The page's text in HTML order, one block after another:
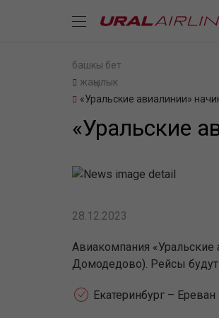
башкы бет
жаңылык
«Уральские авиалинии»
«Уральские
28.12.2023
Авиакомпания «Уральские
Домодедово). Рейсы
Екатеринбург –